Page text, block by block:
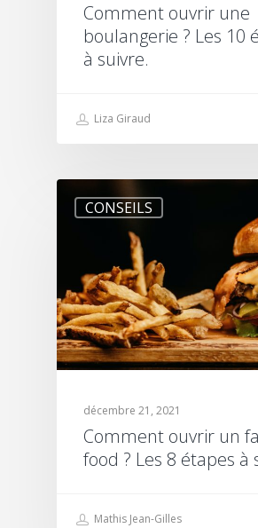
Comment ouvrir une
boulangerie ? Les 10
à suivre.
Liza Giraud
CONSEILS
décembre 21, 2021
Comment ouvrir un
food ? Les 8 étapes à
Mathis Jean-Gilles